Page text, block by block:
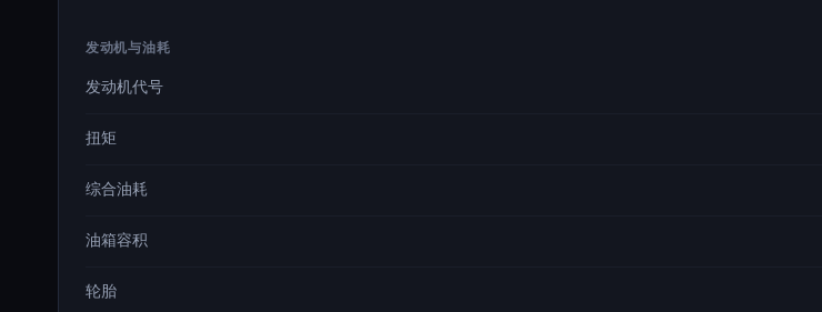
发动机与油耗
发动机代号
扭矩
综合油耗
油箱容积
轮胎